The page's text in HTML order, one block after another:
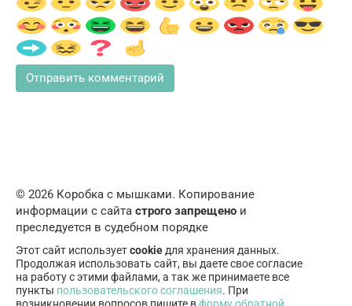
© 2026 Коробка с мышками. Копирование
информации с сайта строго запрещено и
преследуется в судебном порядке
Этот сайт используетcookie для хранения данных.
Продолжая использовать сайт, вы даете свое согласие
на работу с этими файлами, а так же принимаете все
пункты пользовательского соглашения. При